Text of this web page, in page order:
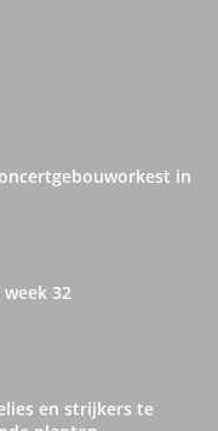
in
32
en strijkers te